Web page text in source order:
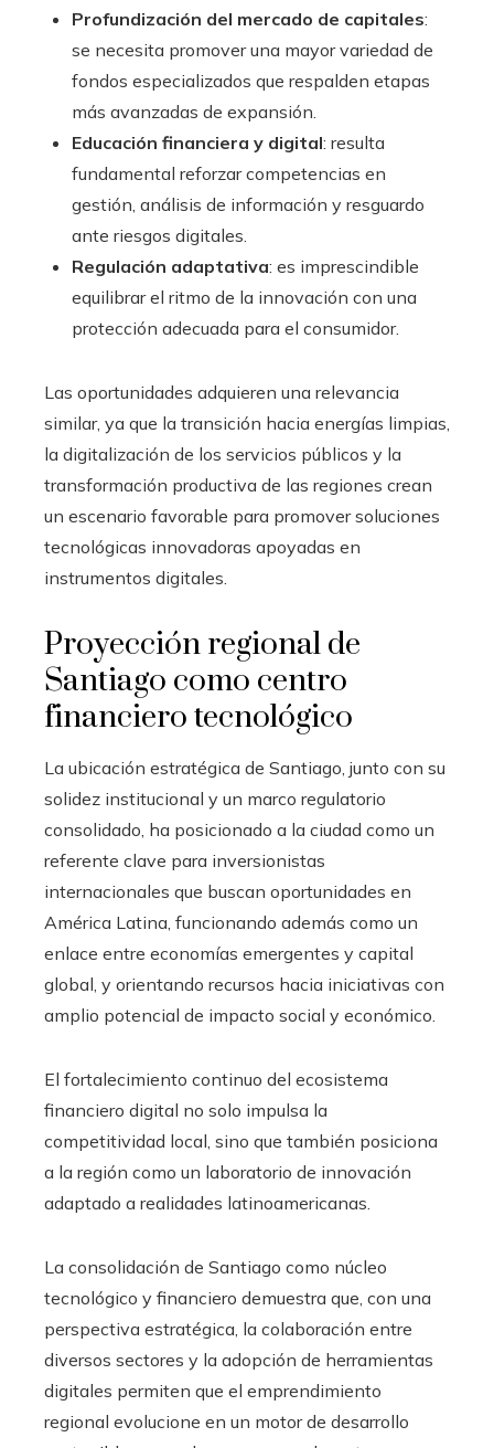
Profundización del mercado de capitales:
se necesita promover una mayor variedad de
fondos especializados que respalden etapas
más avanzadas de expansión.
Educación financiera y digital: resulta
fundamental reforzar competencias en
gestión, análisis de información y resguardo
ante riesgos digitales.
Regulación adaptativa: es imprescindible
equilibrar el ritmo de la innovación con una
protección adecuada para el consumidor.
Las oportunidades adquieren una relevancia
similar, ya que la transición hacia energías limpias,
la digitalización de los servicios públicos y la
transformación productiva de las regiones crean
un escenario favorable para promover soluciones
tecnológicas innovadoras apoyadas en
instrumentos digitales.
Proyección regional de
Santiago como centro
financiero tecnológico
La ubicación estratégica de Santiago, junto con su
solidez institucional y un marco regulatorio
consolidado, ha posicionado a la ciudad como un
referente clave para inversionistas
internacionales que buscan oportunidades en
América Latina, funcionando además como un
enlace entre economías emergentes y capital
global, y orientando recursos hacia iniciativas con
amplio potencial de impacto social y económico.
El fortalecimiento continuo del ecosistema
financiero digital no solo impulsa la
competitividad local, sino que también posiciona
a la región como un laboratorio de innovación
adaptado a realidades latinoamericanas.
La consolidación de Santiago como núcleo
tecnológico y financiero demuestra que, con una
perspectiva estratégica, la colaboración entre
diversos sectores y la adopción de herramientas
digitales permiten que el emprendimiento
regional evolucione en un motor de desarrollo